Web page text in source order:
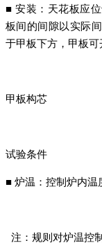
■ 安装：天花板应
板间的间隙以实际
于甲板下方，甲板可
甲板构芯
试验条件
■ 炉温：控制炉内温
注：规则对炉温控